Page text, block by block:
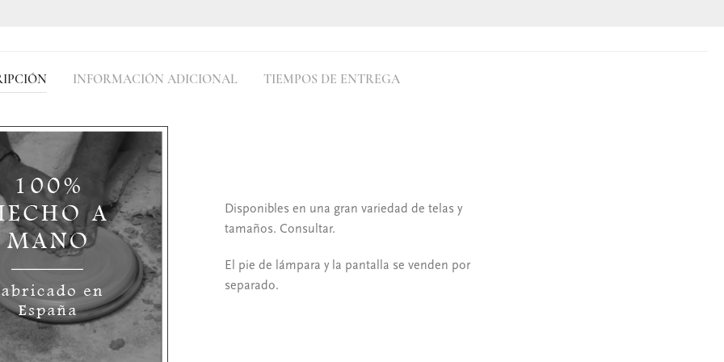
INFORMACIÓN ADICIONAL TIEMPOS DE ENTREGA
Disponibles en una gran variedad de telas y
tamaños. Consultar.
El pie de lámpara y la pantalla se venden por
separado.